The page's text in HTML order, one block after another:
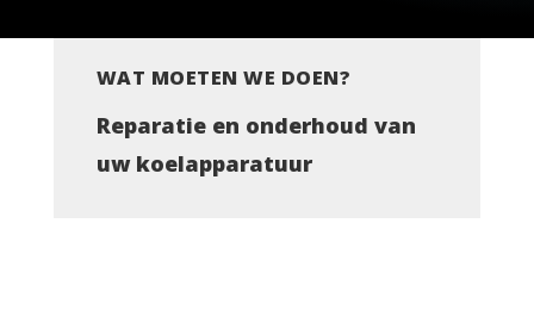
WAT MOETEN WE DOEN?
Reparatie en onderhoud van
uw koelapparatuur